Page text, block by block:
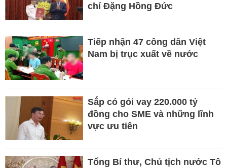
chí Đặng Hồng Đức
Tiếp nhận 47 công dân Việt
Nam bị trục xuất về nước
Sắp có gói vay 220.000 tỷ
đồng cho SME và những lĩnh
vực ưu tiên
Tổng Bí thư, Chủ tịch nước Tô